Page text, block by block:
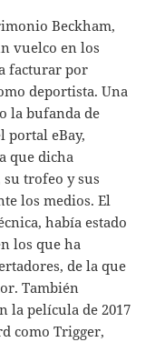
Beckham,
vuelco en los
facturar por
deportista. Una
la bufanda de
portal eBay,
que dicha
trofeo y sus
los medios. El
había estado
los que ha
de la que
También
la película de 2017
como Trigger,